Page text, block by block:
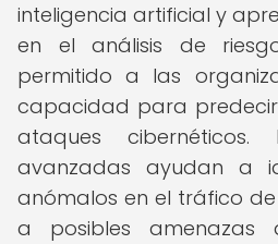
inteligencia artificial y
en el análisis de
permitido a las
capacidad para predecir
ataques cibernéticos.
avanzadas ayudan a
anómalos en el tráfico
a posibles